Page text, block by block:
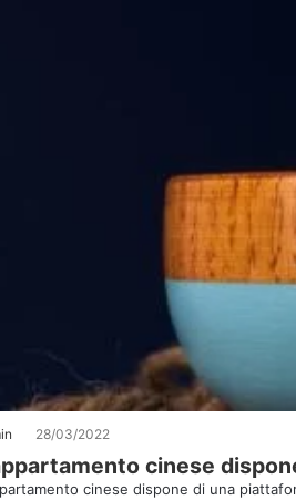
28/03/2022
cinese
cinese dispone di una